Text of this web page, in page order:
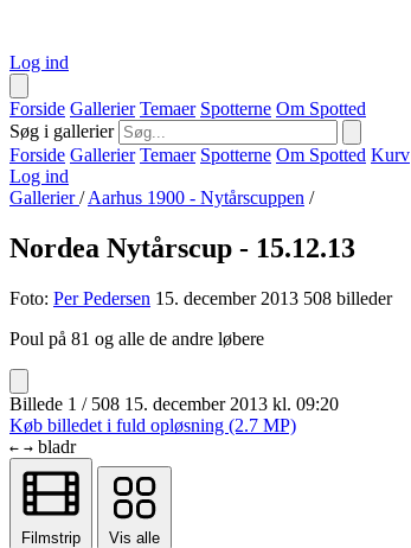
Log ind
Forside Gallerier Temaer Spotterne Om Spotted
Søg i gallerier
Forside Gallerier Temaer Spotterne Om Spotted Kurv
Log ind
Gallerier/ Aarhus 1900 - Nytårscuppen /
Nordea Nytårscup - 15.12.13
Foto: Per Pedersen 15. december 2013 508 billeder
Poul på 81 og alle de andre løbere
Billede 1 / 508 15. december 2013 kl. 09:20
Køb billedet i fuld opløsning (2.7 MP)
← → bladr
Filmstrip Vis alle